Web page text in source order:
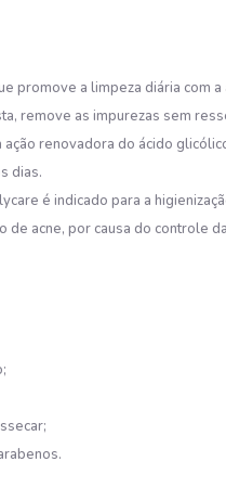
promove a limpeza diária com
remove as impurezas sem
renovadora do ácido
dias.
é indicado para a
de acne, por causa do controle